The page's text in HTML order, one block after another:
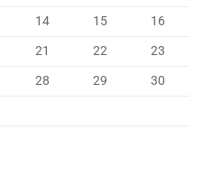
14 15
16
21 22
23
28 29
30